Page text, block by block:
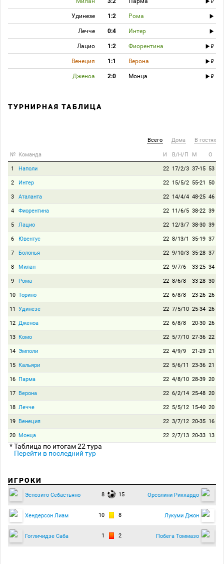
Удинезе 1:2 Рома
Лечче 0:4 Интер
Лацио 1:2 Фиорентина
Венеция 1:1 Верона
Дженоа 2:0 Монца
ТУРНИРНАЯ ТАБЛИЦА
Всего Дома В гостях
№ Команда И В/Н/П М О
1 Наполи 22 17/2/3 37-15 53
2 Интер 22 15/5/2 55-21 50
3 Аталанта 22 14/4/4 48-25 46
4 Фиорентина 22 11/6/5 38-22 39
5 Лацио 22 12/3/7 38-30 39
6 Ювентус 22 8/13/1 35-19 37
7 Болонья 22 9/10/3 35-28 37
8 Милан 22 9/7/6 33-25 34
9 Рома 22 8/6/8 33-28 30
10 Торино 22 6/8/8 23-26 26
11 Удинезе 22 7/5/10 25-34 26
12 Дженоа 22 6/8/8 20-30 26
13 Комо 22 5/7/10 27-36 22
14 Эмполи 22 4/9/9 21-29 21
15 Кальяри 22 5/6/11 23-36 21
16 Парма 22 4/8/10 28-39 20
17 Верона 22 6/2/14 25-48 20
18 Лечче 22 5/5/12 15-40 20
19 Венеция 22 3/7/12 20-35 16
20 Монца 22 2/7/13 20-33 13
* Таблица по итогам 22 тура
Перейти в последний тур
ИГРОКИ
Эспозито Себастьяно 8 15 Орсолини Риккардо
Хендерсон Лиам 10 8 Лукуми Джон
Гогличидзе Саба 1 2 Побега Томмазо